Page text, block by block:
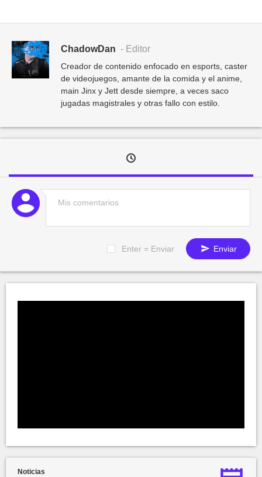
ChadowDan - Editor
Creador de contenido enfocado en esports, caster
de videojuegos, amante de la comida y el anime,
main Jinx y Jett desde siempre, a veces saco
jugadas magistrales y otras fallo con estilo.
Enter = Enviar Enviar
Noticias